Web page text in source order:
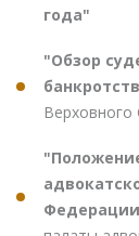
года"
"Обзор
Верховного